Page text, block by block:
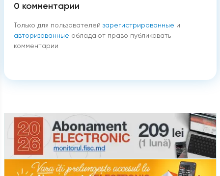
0 комментарии
Только для пользователей зарегистрированные и
авторизованные обладают право публиковать
комментарии